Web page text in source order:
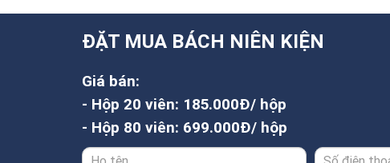
ĐẶT MUA BÁCH NIÊN KIỆN
Giá bán:
- Hộp 20 viên: 185.000Đ/ hộp
- Hộp 80 viên: 699.000Đ/ hộp